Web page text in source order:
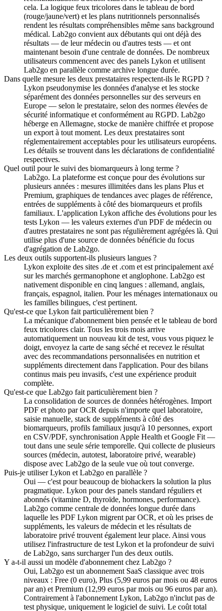
cela. La logique feux tricolores dans le tableau de bord
(rouge/jaune/vert) et les plans nutritionnels personnalisés
rendent les résultats compréhensibles même sans background
médical. Lab2go convient aux débutants qui ont déjà des
résultats — de leur médecin ou d'autres tests — et ont
maintenant besoin d'une centrale de données. De nombreux
utilisateurs commencent avec des panels Lykon et utilisent
Lab2go en parallèle comme archive longue durée.
Dans quelle mesure les deux prestataires respectent-ils le RGPD ?
Lykon pseudonymise les données d'analyse et les stocke
séparément des données personnelles sur des serveurs en
Europe — selon le prestataire, selon des normes élevées de
sécurité informatique et conformément au RGPD. Lab2go
héberge en Allemagne, stocke de manière chiffrée et propose
un export à tout moment. Les deux prestataires sont
réglementairement acceptables pour les utilisateurs européens.
Les détails se trouvent dans les déclarations de confidentialité
respectives.
Quel outil pour le suivi des biomarqueurs à long terme ?
Lab2go. La plateforme est conçue pour des évolutions sur
plusieurs années : mesures illimitées dans les plans Plus et
Premium, graphiques de tendances avec plages de référence,
entrées de suppléments à côté des biomarqueurs et profils
familiaux. L'application Lykon affiche des évolutions pour les
tests Lykon — les valeurs externes d'un PDF de médecin ou
d'autres prestataires ne sont pas régulièrement agrégées là. Qui
utilise plus d'une source de données bénéficie du focus
d'agrégation de Lab2go.
Les deux outils supportent-ils plusieurs langues ?
Lykon exploite des sites .de et .com et est principalement axé
sur les marchés germanophone et anglophone. Lab2go est
nativement disponible en cinq langues : allemand, anglais,
français, espagnol, italien. Pour les ménages internationaux ou
les familles bilingues, c'est pertinent.
Qu'est-ce que Lykon fait particulièrement bien ?
La mécanique d'abonnement bien pensée et le tableau de bord
feux tricolores clair. Tous les trois mois arrive
automatiquement un nouveau kit de test, vous vous piquez le
doigt, envoyez la carte de sang séché et recevez le résultat
avec des recommandations personnalisées en nutrition et
suppléments directement dans l'application. Pour des bilans
continus mais peu invasifs, c'est une expérience produit
complète.
Qu'est-ce que Lab2go fait particulièrement bien ?
La consolidation de sources de données hétérogènes. Import
PDF et photo par OCR depuis n'importe quel laboratoire,
saisie manuelle, stack de suppléments à côté des
biomarqueurs, profils familiaux jusqu'à 10 personnes, export
en CSV/PDF, synchronisation Apple Health et Google Fit —
tout dans une seule série temporelle. Qui collecte de plusieurs
sources (médecin, autotest, laboratoire privé, wearable)
dispose avec Lab2go de la seule vue où tout converge.
Puis-je utiliser Lykon et Lab2go en parallèle ?
Oui — c'est pour beaucoup de biohackers la solution la plus
pragmatique. Lykon pour des panels standard réguliers et
abonnés (vitamine D, thyroïde, hormones, performance).
Lab2go comme centrale de données longue durée dans
laquelle les PDF Lykon migrent par OCR, et où les prises de
suppléments, les valeurs de médecin et les résultats de
laboratoire privé trouvent également leur place. Ainsi vous
utilisez l'infrastructure de test Lykon et la profondeur de suivi
de Lab2go, sans surcharger l'un des deux outils.
Y a-t-il aussi un modèle d'abonnement chez Lab2go ?
Oui, Lab2go est un abonnement SaaS classique avec trois
niveaux : Free (0 euro), Plus (5,99 euros par mois ou 48 euros
par an) et Premium (12,99 euros par mois ou 96 euros par an).
Contrairement à l'abonnement Lykon, Lab2go n'inclut pas de
test physique, uniquement le logiciel de suivi. Le coût total